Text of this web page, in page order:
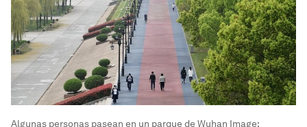
Algunas personas pasean en un parque de Wuhan Image: